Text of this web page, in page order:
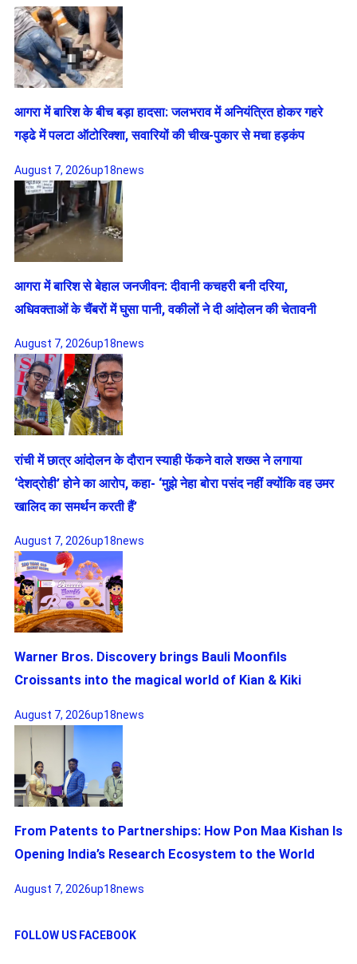
आगरा में बारिश के बीच बड़ा हादसा: जलभराव में अनियंत्रित होकर गहरे
गड्ढे में पलटा ऑटोरिक्शा, सवारियों की चीख-पुकार से मचा हड़कंप
August 7, 2026up18news
आगरा में बारिश से बेहाल जनजीवन: दीवानी कचहरी बनी दरिया,
अधिवक्ताओं के चैंबरों में घुसा पानी, वकीलों ने दी आंदोलन की चेतावनी
August 7, 2026up18news
रांची में छात्र आंदोलन के दौरान स्याही फेंकने वाले शख्स ने लगाया
‘देशद्रोही’ होने का आरोप, कहा- ‘मुझे नेहा बोरा पसंद नहीं क्योंकि वह उमर
खालिद का समर्थन करती हैं’
August 7, 2026up18news
Warner Bros. Discovery brings Bauli Moonfils
Croissants into the magical world of Kian & Kiki
August 7, 2026up18news
From Patents to Partnerships: How Pon Maa Kishan Is
Opening India’s Research Ecosystem to the World
August 7, 2026up18news
FOLLOW US FACEBOOK